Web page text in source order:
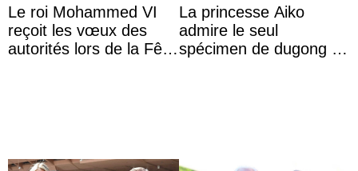
Le roi Mohammed VI
reçoit les vœux des
autorités lors de la Fête
La princesse Aiko
admire le seul
spécimen de dugong en